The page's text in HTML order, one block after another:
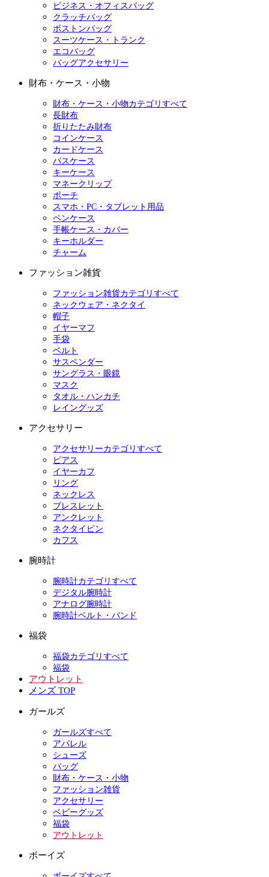
ビジネス・オフィスバッグ
クラッチバッグ
ボストンバッグ
スーツケース・トランク
エコバッグ
バッグアクセサリー
財布・ケース・小物
財布・ケース・小物カテゴリすべて
長財布
折りたたみ財布
コインケース
カードケース
パスケース
キーケース
マネークリップ
ポーチ
スマホ・PC・タブレット用品
ペンケース
手帳ケース・カバー
キーホルダー
チャーム
ファッション雑貨
ファッション雑貨カテゴリすべて
ネックウェア・ネクタイ
帽子
イヤーマフ
手袋
ベルト
サスペンダー
サングラス・眼鏡
マスク
タオル・ハンカチ
レイングッズ
アクセサリー
アクセサリーカテゴリすべて
ピアス
イヤーカフ
リング
ネックレス
ブレスレット
アンクレット
ネクタイピン
カフス
腕時計
腕時計カテゴリすべて
デジタル腕時計
アナログ腕時計
腕時計ベルト・バンド
福袋
福袋カテゴリすべて
福袋
アウトレット
メンズ TOP
ガールズ
ガールズすべて
アパレル
シューズ
バッグ
財布・ケース・小物
ファッション雑貨
アクセサリー
ベビーグッズ
福袋
アウトレット
ボーイズ